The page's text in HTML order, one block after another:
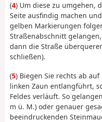
(4) Um diese zu umgehen,
Seite ausfindig machen
gelben Markierungen
Straßenabschnitt
dann die Straße
schließen).
(5) Biegen Sie rechts ab
linken Zaun entlangführt,
Feldes verläuft. So
m ü. M.) oder genauer
beeindruckenden